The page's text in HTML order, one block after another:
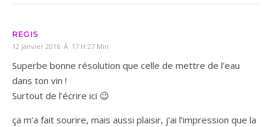
REGIS
12 Janvier 2016 À 17 H 27 Min
Superbe bonne résolution que celle de mettre de l’eau
dans ton vin !
Surtout de l’écrire ici 😉
ça m’a fait sourire, mais aussi plaisir, j’ai l’impression que la